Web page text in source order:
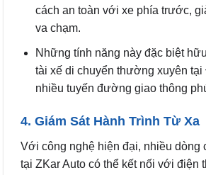
cách an toàn với xe phía trước,
va chạm.
Những tính năng này đặc biệt
tài xế di chuyển thường xuyên
nhiều tuyến đường giao thông
4. Giám Sát Hành Trình Từ Xa
Với công nghệ hiện đại, nhiều dòng
tại ZKar Auto có thể kết nối với điện